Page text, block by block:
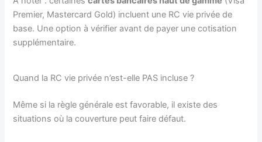
Premier, Mastercard Gold) incluent une RC vie privée de
base. Une option à vérifier avant de payer une cotisation
supplémentaire.
Quand la RC vie privée n’est-elle PAS incluse ?
Même si la règle générale est favorable, il existe des
situations où la couverture peut faire défaut.